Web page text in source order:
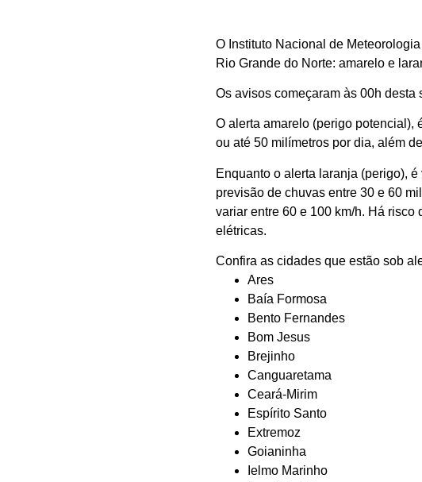
O Instituto Nacional de
Rio Grande do Norte: amarelo e
Os avisos começaram às 00h desta
O alerta amarelo (perigo potencial),
ou até 50 milímetros por dia, além
Enquanto o alerta laranja (perigo),
previsão de chuvas entre 30 e 60
variar entre 60 e 100 km/h. Há
elétricas.
Confira as cidades que estão sob
Ares
Baía Formosa
Bento Fernandes
Bom Jesus
Brejinho
Canguaretama
Ceará-Mirim
Espírito Santo
Extremoz
Goianinha
Ielmo Marinho